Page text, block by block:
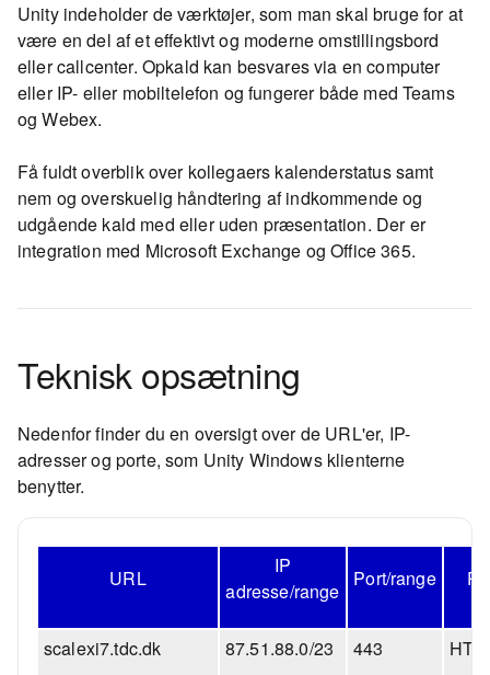
Unity indeholder de værktøjer, som man skal bruge for at
være en del af et effektivt og moderne omstillingsbord
eller callcenter. Opkald kan besvares via en computer
eller IP- eller mobiltelefon og fungerer både med Teams
og Webex.
Få fuldt overblik over kollegaers kalenderstatus samt
nem og overskuelig håndtering af indkommende og
udgående kald med eller uden præsentation. Der er
integration med Microsoft Exchange og Office 365.
Teknisk opsætning
Nedenfor finder du en oversigt over de URL'er, IP-
adresser og porte, som Unity Windows klienterne
benytter.
URL
IP
adresse/range
Port/range
scalexi7.tdc.dk 87.51.88.0/23 443